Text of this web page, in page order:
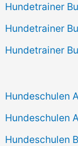
Hundetrainer
Hundetrainer
Hundetrainer
Hundeschulen
Hundeschulen
Hundeschulen